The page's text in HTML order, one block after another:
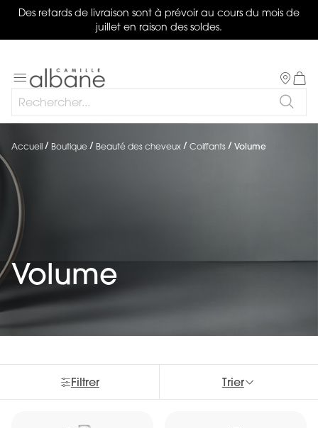
Des retards de livraison sont à prévoir au cours du mois de
juillet en raison des soldes.
Basculer
navigation
Mon
Accueil Boutique Beauté des cheveux Coiffants Volume
Volume
Filtrer Trier